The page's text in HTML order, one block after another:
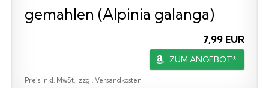
gemahlen (Alpinia galanga)
7,99 EUR
ZUM ANGEBOT*
Preis inkl. MwSt., zzgl. Versandkosten